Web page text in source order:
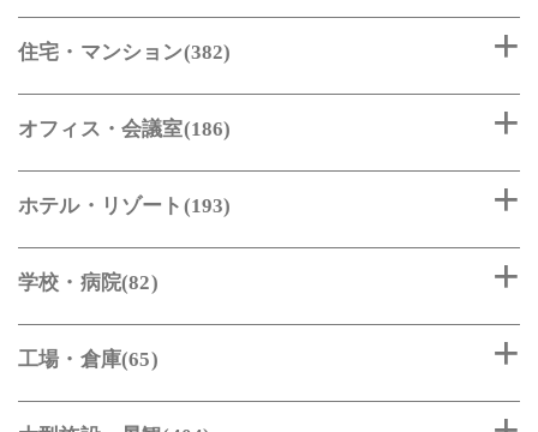
住宅・マンション(382)
オフィス・会議室(186)
ホテル・リゾート(193)
学校・病院(82)
工場・倉庫(65)